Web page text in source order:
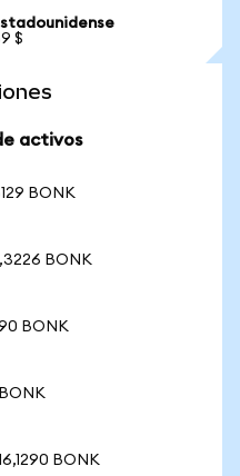
$
activos
BONK
BONK
BONK
BONK